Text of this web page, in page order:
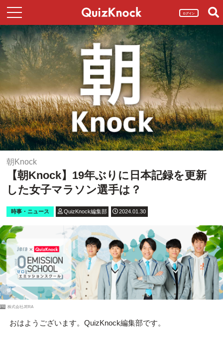
ログイン
朝Knock
【朝Knock】19年ぶりに日本記録を更新
した女子マラソン選手は？
時事・ニュース QuizKnock編集部 2024.01.30
PR 株式会社JERA
おはようございます。QuizKnock編集部です。